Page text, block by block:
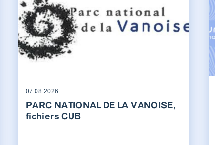
07.08.2026
PARC NATIONAL DE LA VANOISE,
fichiers CUB